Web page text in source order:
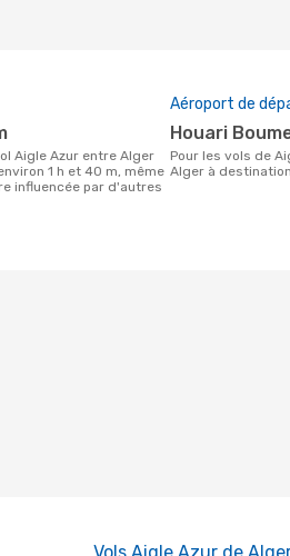
1 h et 40 m, même
influencée par d'autres
Aéroport de
Houari
Pour les vols de Aigle Azur au départ de
Alger à